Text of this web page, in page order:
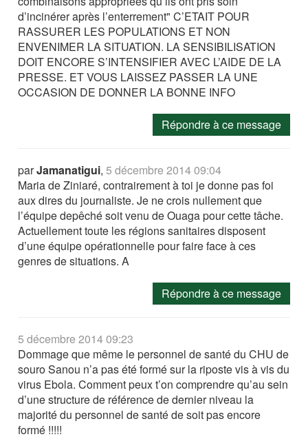
d’incinérer après l’enterrement" C’ETAIT POUR
RASSURER LES POPULATIONS ET NON
ENVENIMER LA SITUATION. LA SENSIBILISATION
DOIT ENCORE S’INTENSIFIER AVEC L’AIDE DE LA
PRESSE. ET VOUS LAISSEZ PASSER LA UNE
OCCASION DE DONNER LA BONNE INFO
Répondre à ce message
parJamanatigui,5 décembre 2014 09:04
Maria de Ziniaré, contrairement à toi je donne pas foi
aux dires du journaliste. Je ne crois nullement que
l’équipe depêché soit venu de Ouaga pour cette tâche.
Actuellement toute les régions sanitaires disposent
d’une équipe opérationnelle pour faire face à ces
genres de situations. A
Répondre à ce message
5 décembre 2014 09:23
Dommage que même le personnel de santé du CHU de
souro Sanou n’a pas été formé sur la riposte vis à vis du
virus Ebola. Comment peux t’on comprendre qu’au sein
d’une structure de référence de dernier niveau la
majorité du personnel de santé de soit pas encore
formé !!!!!